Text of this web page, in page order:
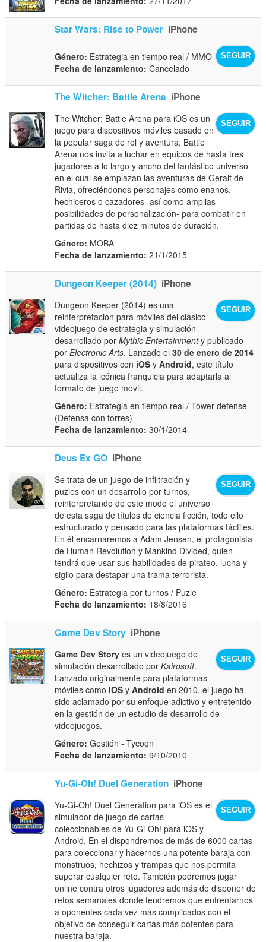
Star Wars: Rise to Power iPhone
SEGUIR
Género: Estrategia en tiempo real / MMO
Fecha de lanzamiento: Cancelado
The Witcher: Battle Arena iPhone
SEGUIR
The Witcher: Battle Arena para iOS es un
juego para dispositivos móviles basado en
la popular saga de rol y aventura. Battle
Arena nos invita a luchar en equipos de hasta tres
jugadores a lo largo y ancho del fantástico universo
en el cual se emplazan las aventuras de Geralt de
Rivia, ofreciéndonos personajes como enanos,
hechiceros o cazadores -así como amplias
posibilidades de personalización- para combatir en
partidas de hasta diez minutos de duración.
Género: MOBA
Fecha de lanzamiento: 21/1/2015
Dungeon Keeper (2014) iPhone
SEGUIR
Dungeon Keeper (2014) es una
reinterpretación para móviles del clásico
videojuego de estrategia y simulación
desarrollado porMythic Entertainmenty publicado
porElectronic Arts. Lanzado el30 de enero de 2014
para dispositivos con iOS yAndroid, este título
actualiza la icónica franquicia para adaptarla al
formato de juego móvil.
Género: Estrategia en tiempo real / Tower defense
(Defensa con torres)
Fecha de lanzamiento: 30/1/2014
Deus Ex GO iPhone
SEGUIR
Se trata de un juego de infiltración y
puzles con un desarrollo por turnos,
reinterpretando de este modo el universo
de esta saga de títulos de ciencia ficción, todo ello
estructurado y pensado para las plataformas táctiles.
En él encarnaremos a Adam Jensen, el protagonista
de Human Revolution y Mankind Divided, quien
tendrá que usar sus habilidades de pirateo, lucha y
sigilo para destapar una trama terrorista.
Género: Estrategia por turnos / Puzle
Fecha de lanzamiento: 18/8/2016
Game Dev Story iPhone
SEGUIR
Game Dev Story es un videojuego de
simulación desarrollado porKairosoft.
Lanzado originalmente para plataformas
móviles como iOS yAndroid en 2010, el juego ha
sido aclamado por su enfoque adictivo y entretenido
en la gestión de un estudio de desarrollo de
videojuegos.
Género: Gestión - Tycoon
Fecha de lanzamiento: 9/10/2010
Yu-Gi-Oh! Duel Generation iPhone
SEGUIR
Yu-Gi-Oh! Duel Generation para iOS es el
simulador de juego de cartas
coleccionables de Yu-Gi-Oh! para iOS y
Android. En el dispondremos de más de 6000 cartas
para coleccionar y hacernos una potente baraja con
monstruos, hechizos y trampas que nos permita
superar cualquier reto. También podremos jugar
online contra otros jugadores además de disponer de
retos semanales donde tendremos que enfrentarnos
a oponentes cada vez más complicados con el
objetivo de conseguir cartas más potentes para
nuestra baraja.